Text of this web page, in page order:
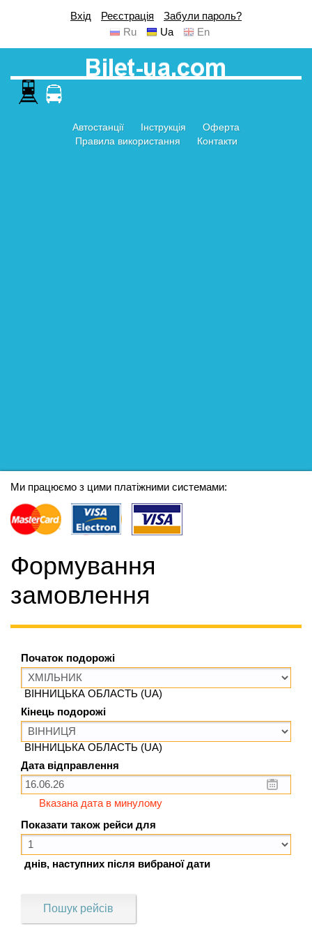
Вхід Реєстрація
Забули пароль?
Ru
Ua En
Автостанції Інструкція
Оферта
Правила використання
Контакти
Ми працюємо з цими платіжними системами:
Формування
замовлення
Початок подорожі
ВІННИЦЬКА ОБЛАСТЬ (UA)
Кінець подорожі
ВІННИЦЬКА ОБЛАСТЬ (UA)
Дата відправлення
Вказана дата в минулому
Показати також рейси для
днів, наступних після вибраної дати
Пошук рейсів